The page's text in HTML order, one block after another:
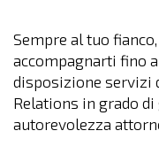
Sempre al tuo
accompagnarti fino
disposizione servizi
Relations in grado
autorevolezza